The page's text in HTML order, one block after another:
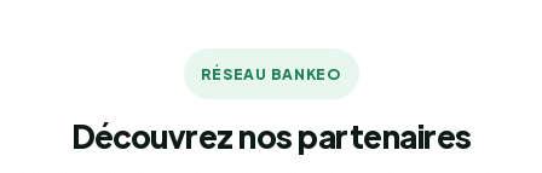
RÉSEAU BANKEO
Découvrez nos partenaires